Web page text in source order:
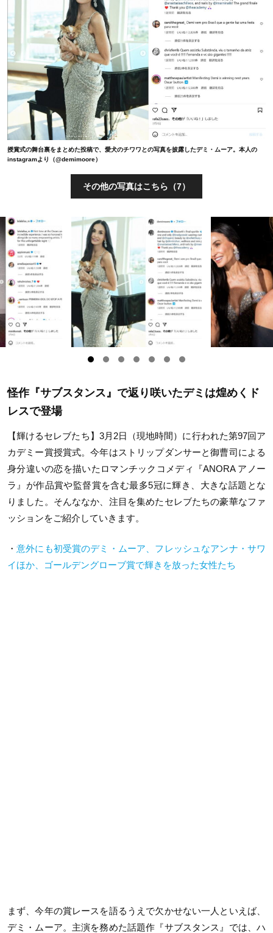
授賞式の舞台裏をまとめた投稿で、愛犬のチワワとの写真を披露したデミ・ムーア。本人の
instagramより（@demimoore）
その他の写真はこちら（7）
怪作『サブスタンス』で返り咲いたデミは煌めくド
レスで登場
【輝けるセレブたち】3月2日（現地時間）に行われた第97回ア
カデミー賞授賞式。今年はストリップダンサーと御曹司による
身分違いの恋を描いたロマンチックコメディ『ANORA アノー
ラ』が作品賞や監督賞を含む最多5冠に輝き、大きな話題とな
りました。そんななか、注目を集めたセレブたちの豪華なファ
ッションをご紹介していきます。
・意外にも初受賞のデミ・ムーア、フレッシュなアンナ・サワ
イほか、ゴールデングローブ賞で輝きを放った女性たち
まず、今年の賞レースを語るうえで欠かせない一人といえば、
デミ・ムーア。主演を務めた話題作『サブスタンス』では、ハ